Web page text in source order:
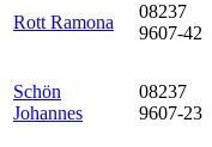
Rott Ramona
08237
9607-42
Schön
Johannes
08237
9607-23